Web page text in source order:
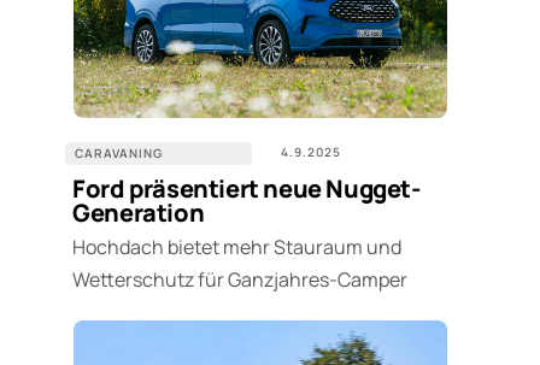
CARAVANING 4.9.2025
Ford präsentiert neue Nugget-
Generation
Hochdach bietet mehr Stauraum und
Wetterschutz für Ganzjahres-Camper